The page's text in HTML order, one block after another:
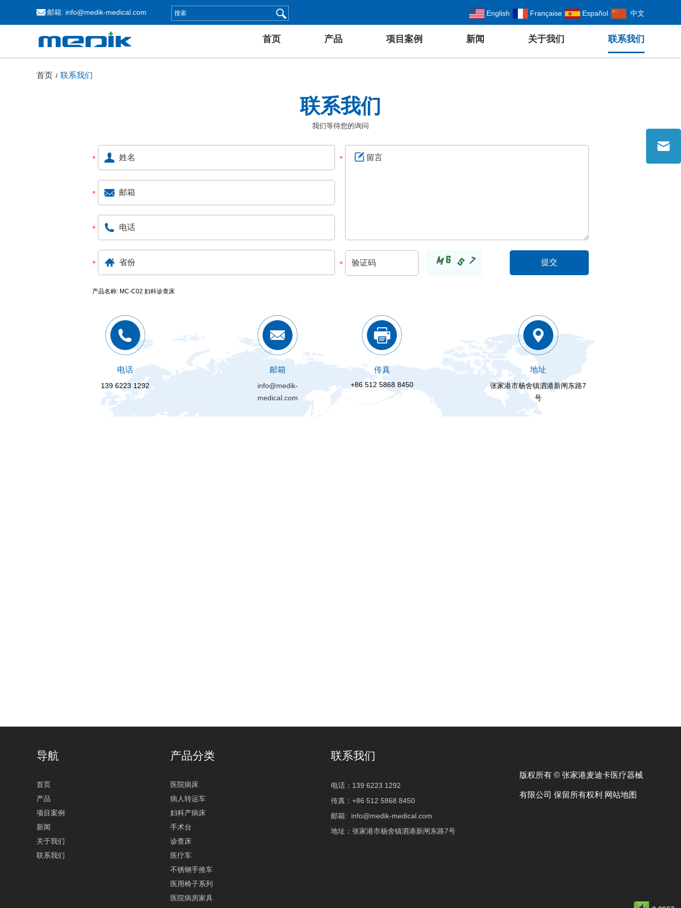
邮箱: info@medik-medical.com English Française Español 中文
首页 产品 项目案例 新闻 关于我们 联系我们
首页 / 联系我们
联系我们
我们等待您的询问
产品名称: MC-C02 妇科诊查床
电话
139 6223 1292
邮箱
info@medik-
medical.com
传真
+86 512 5868 8450
地址
张家港市杨舍镇泗港新闸东路7
号
导航
首页
产品
项目案例
新闻
关于我们
联系我们
产品分类
医院病床
病人转运车
妇科产病床
手术台
诊查床
医疗车
不锈钢手推车
医用椅子系列
医院病房家具
联系我们
电话：139 6223 1292
传真：+86 512 5868 8450
邮箱: info@medik-medical.com
地址：张家港市杨舍镇泗港新闸东路7号
版权所有 © 张家港麦迪卡医疗器械
有限公司 保留所有权利 网站地图